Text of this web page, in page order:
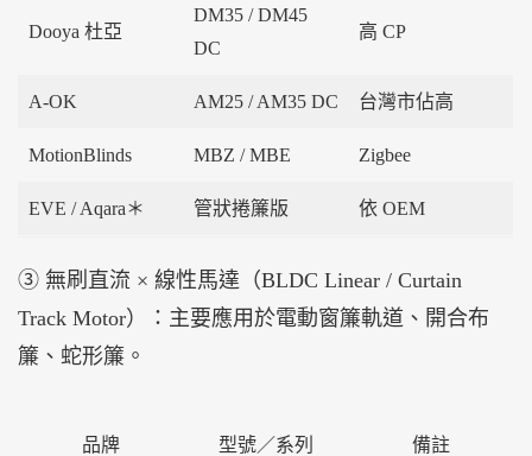
Dooya 杜亞
DM35 / DM45
DC
高 CP
A-OK AM25 / AM35 DC 台灣市佔高
MotionBlinds MBZ / MBE Zigbee
EVE / Aqara＊ 管狀捲簾版 依 OEM
③ 無刷直流 × 線性馬達（BLDC Linear / Curtain
Track Motor）：主要應用於電動窗簾軌道、開合布
簾、蛇形簾。
品牌 型號／系列 備註